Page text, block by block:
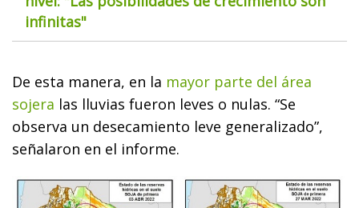
infinitas"
De esta manera, en la mayor parte del área
sojera las lluvias fueron leves o nulas. “Se
observa un desecamiento leve generalizado”,
señalaron en el informe.